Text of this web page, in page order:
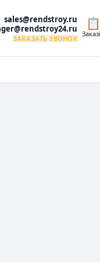
sales@rendstroy.ru
ЗАКАЗАТЬ ЗВОНОК
📋